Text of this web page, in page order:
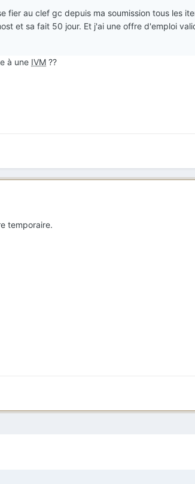
fier au clef gc depuis ma soumission tous les
et sa fait 50 jour. Et j'ai une offre d'emploi
à une IVM ??
temporaire.